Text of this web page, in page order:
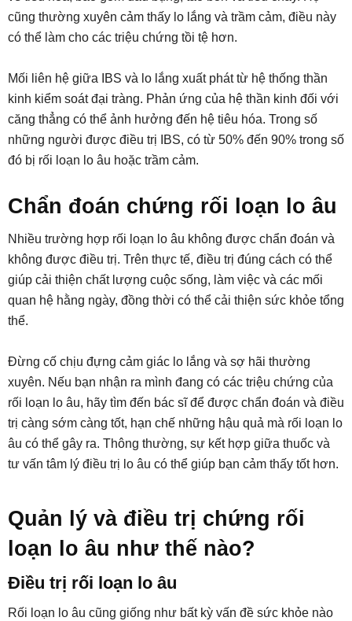
cũng thường xuyên cảm thấy lo lắng và trầm cảm, điều này
có thể làm cho các triệu chứng tồi tệ hơn.
Mối liên hệ giữa IBS và lo lắng xuất phát từ hệ thống thần
kinh kiểm soát đại tràng. Phản ứng của hệ thần kinh đối với
căng thẳng có thể ảnh hưởng đến hệ tiêu hóa. Trong số
những người được điều trị IBS, có từ 50% đến 90% trong số
đó bị rối loạn lo âu hoặc trầm cảm.
Chẩn đoán chứng rối loạn lo âu
Nhiều trường hợp rối loạn lo âu không được chẩn đoán và
không được điều trị. Trên thực tế, điều trị đúng cách có thể
giúp cải thiện chất lượng cuộc sống, làm việc và các mối
quan hệ hằng ngày, đồng thời có thể cải thiện sức khỏe tổng
thể.
Đừng cố chịu đựng cảm giác lo lắng và sợ hãi thường
xuyên. Nếu bạn nhận ra mình đang có các triệu chứng của
rối loạn lo âu, hãy tìm đến bác sĩ để được chẩn đoán và điều
trị càng sớm càng tốt, hạn chế những hậu quả mà rối loạn lo
âu có thể gây ra. Thông thường, sự kết hợp giữa thuốc và
tư vấn tâm lý điều trị lo âu có thể giúp bạn cảm thấy tốt hơn.
Quản lý và điều trị chứng rối
loạn lo âu như thế nào?
Điều trị rối loạn lo âu
Rối loạn lo âu cũng giống như bất kỳ vấn đề sức khỏe nào